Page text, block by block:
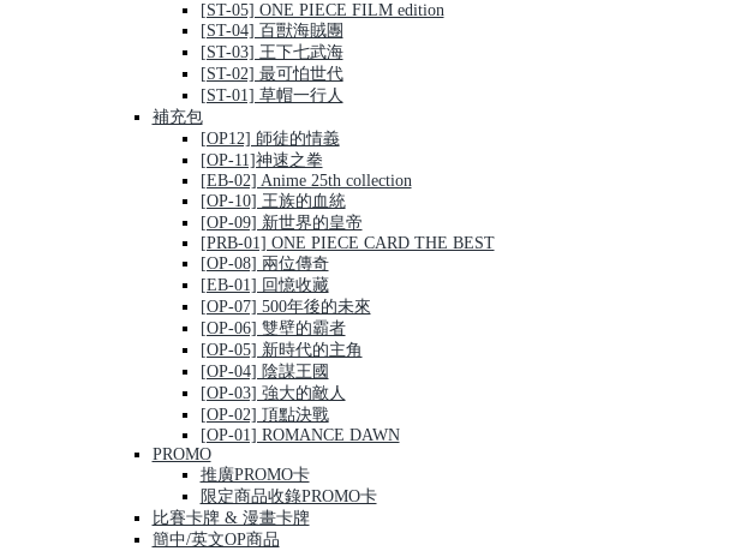
[ST-05] ONE PIECE FILM edition
[ST-04] 百獸海賊團
[ST-03] 王下七武海
[ST-02] 最可怕世代
[ST-01] 草帽一行人
補充包
[OP12] 師徒的情義
[OP-11]神速之拳
[EB-02] Anime 25th collection
[OP-10] 王族的血統
[OP-09] 新世界的皇帝
[PRB-01] ONE PIECE CARD THE BEST
[OP-08] 兩位傳奇
[EB-01] 回憶收藏
[OP-07] 500年後的未來
[OP-06] 雙壁的霸者
[OP-05] 新時代的主角
[OP-04] 陰謀王國
[OP-03] 強大的敵人
[OP-02] 頂點決戰
[OP-01] ROMANCE DAWN
PROMO
推廣PROMO卡
限定商品收錄PROMO卡
比賽卡牌 & 漫畫卡牌
簡中/英文OP商品